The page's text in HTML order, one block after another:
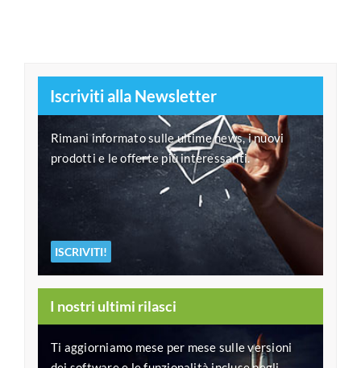
Iscriviti alla Newsletter
Rimani informato sulle ultime news, i nuovi
prodotti e le offerte più interessanti.
ISCRIVITI!
I nostri ultimi rilasci
Ti aggiorniamo mese per mese sulle versioni